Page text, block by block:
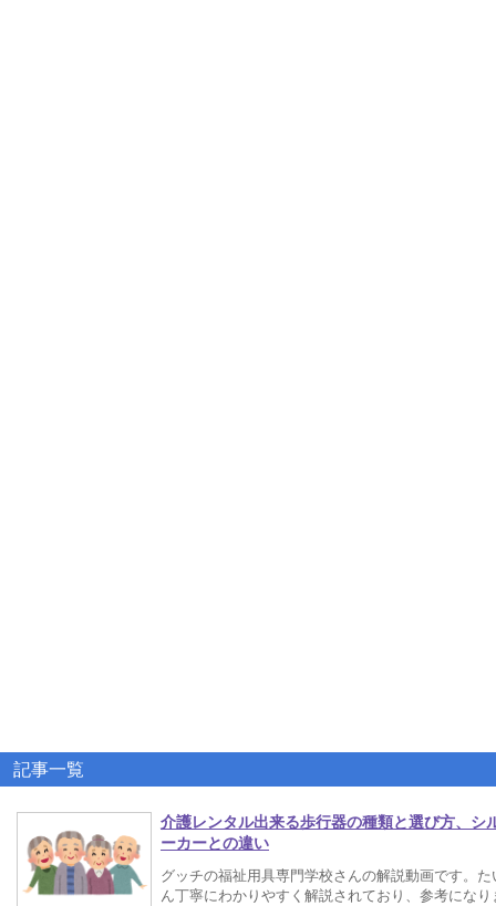
記事一覧
介護レンタル出来る歩行器の種類と選び方、シ
ーカーとの違い
グッチの福祉用具専門学校さんの解説動画です。た
ん丁寧にわかりやすく解説されており、参考になり